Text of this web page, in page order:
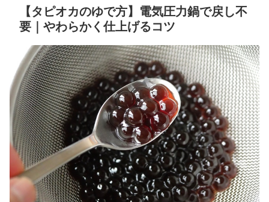
【タピオカのゆで方】電気圧力鍋で戻し不
要｜やわらかく仕上げるコツ